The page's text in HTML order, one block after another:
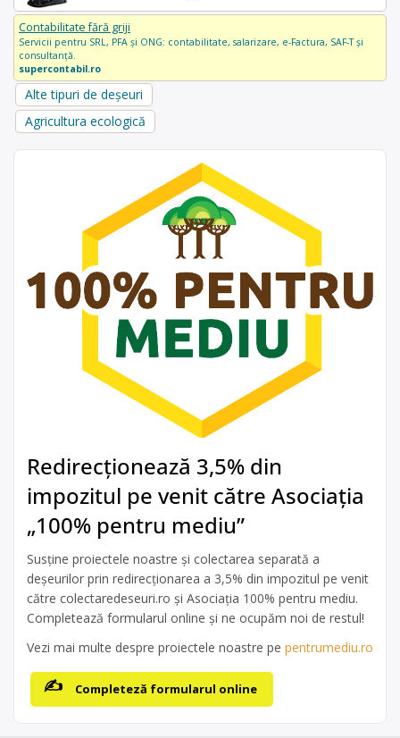
Contabilitate fără griji
Servicii pentru SRL, PFA și ONG: contabilitate, salarizare, e-Factura, SAF-T și
consultanță.
supercontabil.ro
Alte tipuri de deșeuri
Agricultura ecologică
Redirecționează 3,5% din
impozitul pe venit către Asociația
„100% pentru mediu”
Susține proiectele noastre și colectarea separată a
deșeurilor prin redirecționarea a 3,5% din impozitul pe venit
către colectaredeseuri.ro și Asociația 100% pentru mediu.
Completează formularul online și ne ocupăm noi de restul!
Vezi mai multe despre proiectele noastre pe pentrumediu.ro
Completeză formularul online